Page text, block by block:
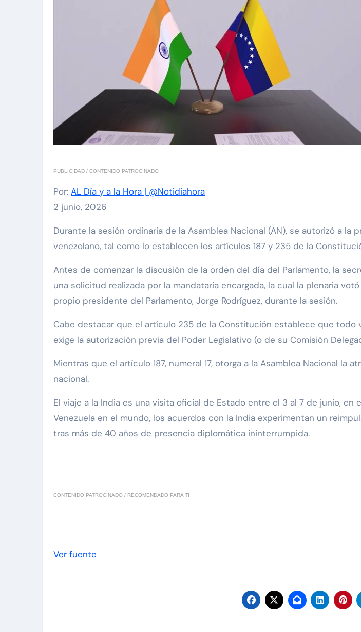
PUBLICIDAD / CONTENIDO PATROCINADO
Por: AL Día y a la Hora | @Notidiahora
2 junio, 2026
Durante la sesión ordinaria de la Asamblea Nacional (AN), se autorizó a la presidenta encargada Delcy Rodríguez, a ausentarse del territorio
venezolano, tal como lo establecen los artículos 187 y 235 de la
Antes de comenzar la discusión de la orden del día del Parlamento, la
una solicitud realizada por la mandataria encargada, la cual la plenaria
propio presidente del Parlamento, Jorge Rodríguez, durante la sesión.
Cabe destacar que el artículo 235 de la Constitución establece que
exige la autorización previa del Poder Legislativo (o de su Comisión
Mientras que el artículo 187, numeral 17, otorga a la Asamblea Nacional
nacional.
El viaje a la India es una visita oficial de Estado entre el 3 al 7 de junio,
Venezuela en el mundo, los acuerdos con la India experimentan un
tras más de 40 años de presencia diplomática ininterrumpida.
CONTENIDO PATROCINADO / RECOMENDADO PARA TI
Ver fuente